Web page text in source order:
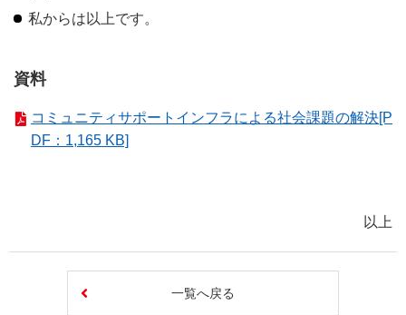
私からは以上です。
資料
コミュニティサポートインフラによる社会課題の解決[P
DF：1,165 KB]
以上
一覧へ戻る